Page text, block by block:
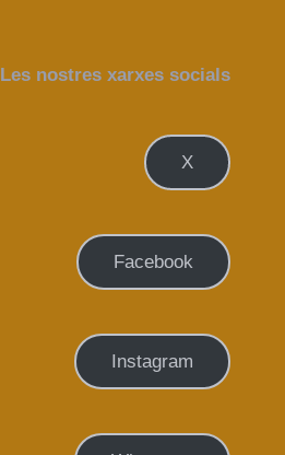
Les nostres xarxes socials
X
Facebook
Instagram